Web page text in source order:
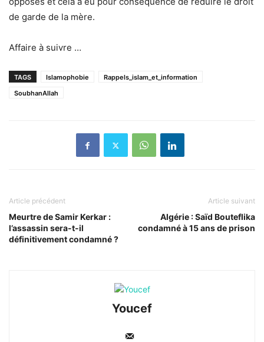
de garde de la mère.
Affaire à suivre …
TAGS Islamophobie
Rappels_islam_et_information
SoubhanAllah
Article précédent
Meurtre de Samir Kerkar :
l’assassin sera-t-il
définitivement condamné ?
Article suivant
Algérie : Saïd Bouteflika
condamné à 15 ans de prison
Youcef